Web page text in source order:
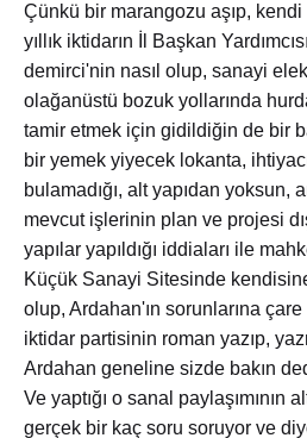
Çünkü bir marangozu aşıp,
yıllık iktidarın İl Başkan
demirci'nin nasıl olup, sanayi
olağanüstü bozuk yollarında
tamir etmek için gidildiğin de bir
bir yemek yiyecek lokanta,
bulamadığı, alt yapıdan yoksun,
mevcut işlerinin plan ve projesi
yapılar yapıldığı iddiaları ile
Küçük Sanayi Sitesinde
olup, Ardahan'ın sorunlarına
iktidar partisinin roman yazıp,
Ardahan geneline sizde bakın
Ve yaptığı o sanal paylaşımının
gerçek bir kaç soru soruyor ve